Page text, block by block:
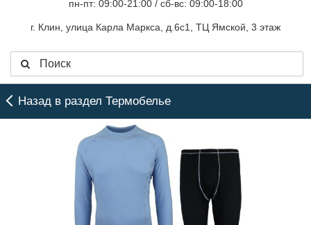
пн-пт: 09:00-21:00 / сб-вс: 09:00-18:00
г. Клин, улица Карла Маркса, д.6с1, ТЦ Ямской, 3 этаж
Назад в раздел Термобелье